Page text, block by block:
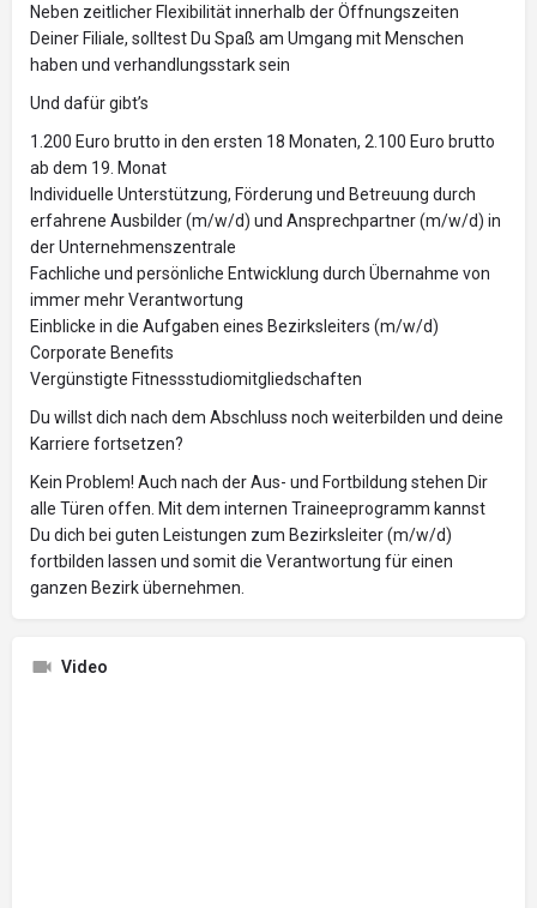
Neben zeitlicher Flexibilität innerhalb der Öffnungszeiten
Deiner Filiale, solltest Du Spaß am Umgang mit Menschen
haben und verhandlungsstark sein
Und dafür gibt’s
1.200 Euro brutto in den ersten 18 Monaten, 2.100 Euro brutto
ab dem 19. Monat
Individuelle Unterstützung, Förderung und Betreuung durch
erfahrene Ausbilder (m/w/d) und Ansprechpartner (m/w/d) in
der Unternehmenszentrale
Fachliche und persönliche Entwicklung durch Übernahme von
immer mehr Verantwortung
Einblicke in die Aufgaben eines Bezirksleiters (m/w/d)
Corporate Benefits
Vergünstigte Fitnessstudiomitgliedschaften
Du willst dich nach dem Abschluss noch weiterbilden und deine
Karriere fortsetzen?
Kein Problem! Auch nach der Aus- und Fortbildung stehen Dir
alle Türen offen. Mit dem internen Traineeprogramm kannst
Du dich bei guten Leistungen zum Bezirksleiter (m/w/d)
fortbilden lassen und somit die Verantwortung für einen
ganzen Bezirk übernehmen.
Video